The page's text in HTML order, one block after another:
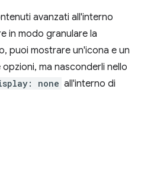
avanzati all'interno
in modo granulare la
puoi mostrare un'icona e un
ma nasconderli nello
none all'interno di